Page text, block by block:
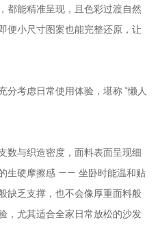
都能精准呈现，且色彩过渡自然
便小尺寸图案也能完整还原，让
考虑日常使用体验，堪称 “懒人
数与织造密度，面料表面呈现细
生硬摩擦感 —— 坐卧时能温和贴
缺乏支撑，也不会像厚重面料般
，尤其适合全家日常放松的沙发